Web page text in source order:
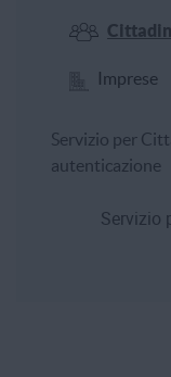
Imprese
Servizio per
autenticazione
Servizio